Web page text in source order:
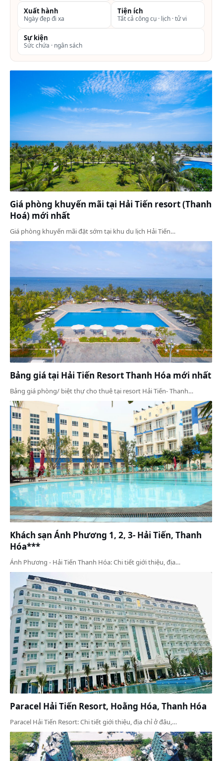
Xuất hành
Ngày đẹp đi xa
Tiện ích
Tất cả công cụ · lịch · tử vi
Sự kiện
Sức chứa · ngân sách
Giá phòng khuyến mãi tại Hải Tiến resort (Thanh
Hoá) mới nhất
Giá phòng khuyến mãi đặt sớm tại khu du lịch Hải Tiến…
Bảng giá tại Hải Tiến Resort Thanh Hóa mới nhất
Bảng giá phòng/ biệt thự cho thuê tại resort Hải Tiến- Thanh…
Khách sạn Ánh Phương 1, 2, 3- Hải Tiến, Thanh
Hóa***
Ánh Phương - Hải Tiến Thanh Hóa: Chi tiết giới thiệu, địa…
Paracel Hải Tiến Resort, Hoằng Hóa, Thanh Hóa
Paracel Hải Tiến Resort: Chi tiết giới thiệu, địa chỉ ở đâu,…